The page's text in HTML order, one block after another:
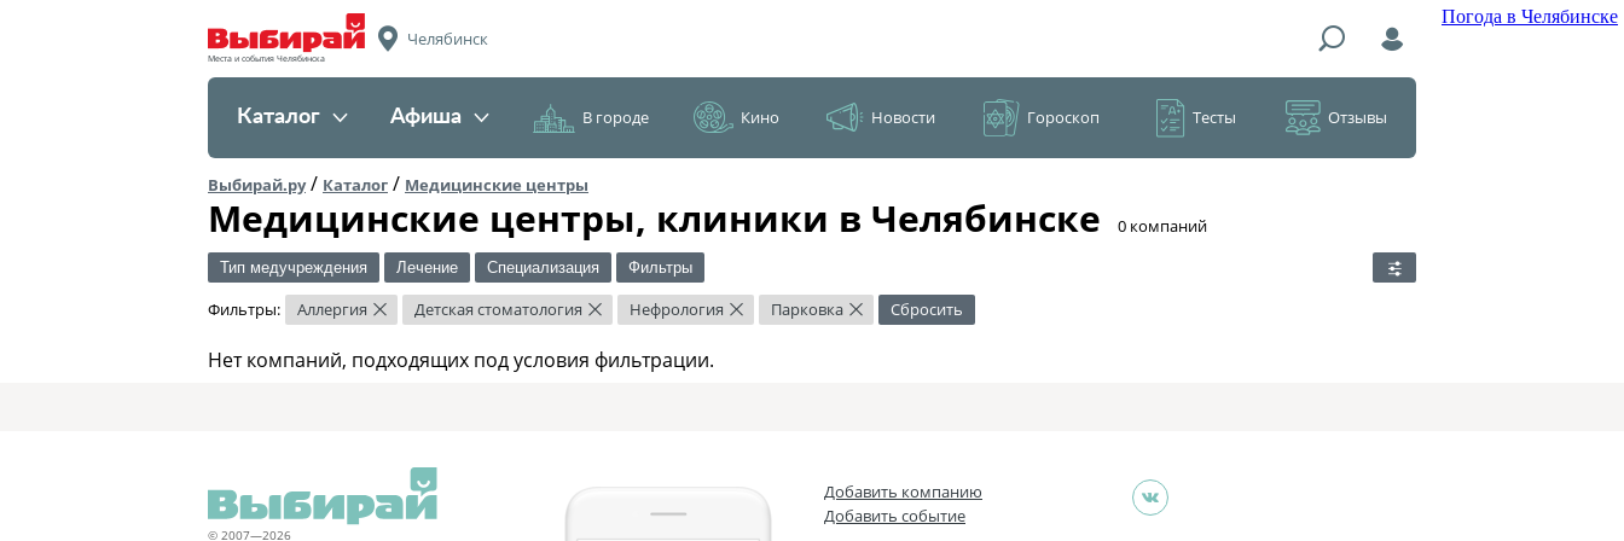
Погода в Челябинске
Места и события Челябинска
Челябинск
Каталог Афиша В городе Кино Новости Гороскоп Тесты Отзывы
Выбирай.ру/ Каталог / Медицинские центры
Медицинские центры, клиники в Челябинске ​0 компаний
Тип медучреждения Лечение Специализация Фильтры
Фильтры: Аллергия × Детская стоматология × Нефрология × Парковка × Сбросить
Нет компаний, подходящих под условия фильтрации.
© 2007—2026
Добавить компанию
Добавить событие